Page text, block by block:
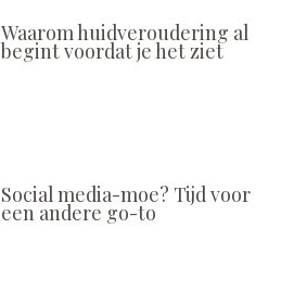
Waarom huidveroudering al
begint voordat je het ziet
Social media-moe? Tijd voor
een andere go-to